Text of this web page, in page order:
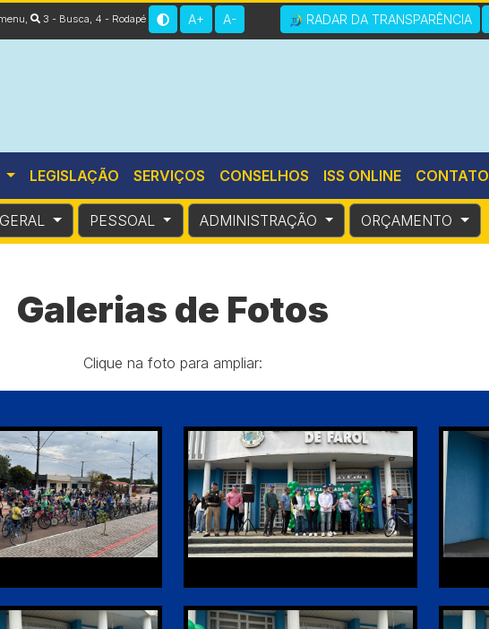
3 - Busca 4 - Rodapé A+ A- RADAR DA TRANSPARÊNCIA
LEGISLAÇÃO SERVIÇOS CONSELHOS ISS ONLINE CONTATO
GERAL PESSOAL ADMINISTRAÇÃO ORÇAMENTO
Galerias de Fotos
Clique na foto para ampliar: